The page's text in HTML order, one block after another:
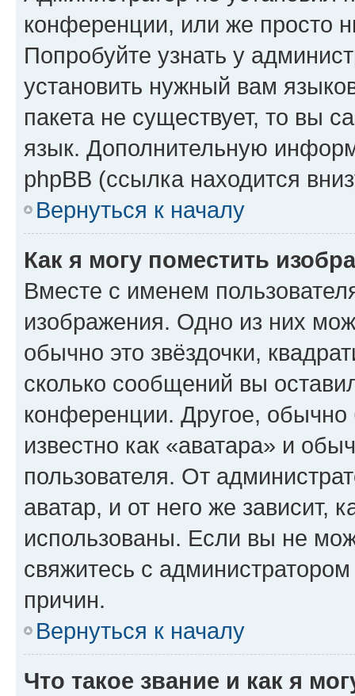
конференции, или же просто
Попробуйте узнать у
установить нужный вам
пакета не существует, то вы
язык. Дополнительную
phpBB (ссылка находится
Вернуться к началу
Как я могу поместить
Вместе с именем
изображения. Одно из них
обычно это звёздочки,
сколько сообщений вы
конференции. Другое,
известно как «аватара» и
пользователя. От
аватар, и от него же зависит,
использованы. Если вы не
свяжитесь с
причин.
Вернуться к началу
Что такое звание и как я